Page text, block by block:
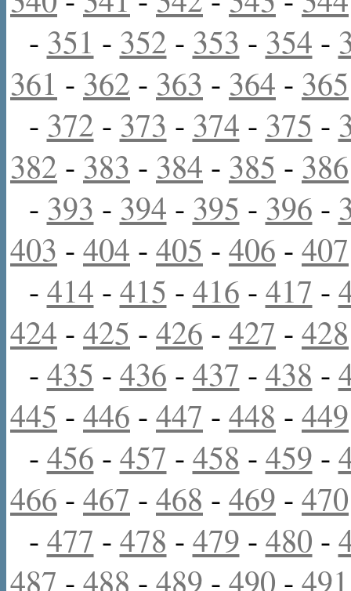
- 351 - 352 - 353 - 354 -
361 - 362 - 363 - 364 - 365
- 372 - 373 - 374 - 375 -
382 - 383 - 384 - 385 - 386
- 393 - 394 - 395 - 396 -
403 - 404 - 405 - 406 - 407
- 414 - 415 - 416 - 417 -
424 - 425 - 426 - 427 - 428
- 435 - 436 - 437 - 438 -
445 - 446 - 447 - 448 - 449
- 456 - 457 - 458 - 459 -
466 - 467 - 468 - 469 - 470
- 477 - 478 - 479 - 480 -
487 - 488 - 489 - 490 - 491